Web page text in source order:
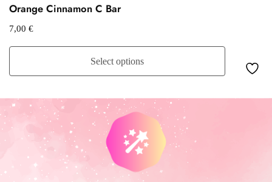
Orange Cinnamon C Bar
7,00 €
Select options